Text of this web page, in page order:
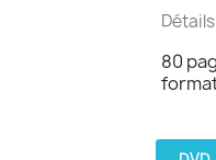
80